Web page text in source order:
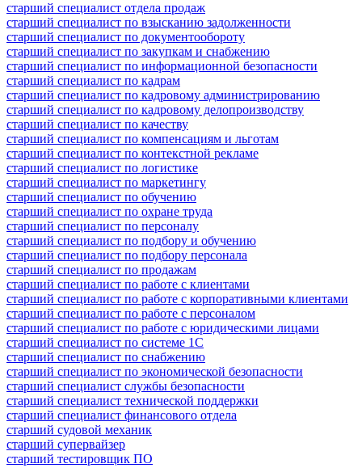
старший специалист отдела продаж
старший специалист по взысканию задолженности
старший специалист по документообороту
старший специалист по закупкам и снабжению
старший специалист по информационной безопасности
старший специалист по кадрам
старший специалист по кадровому администрированию
старший специалист по кадровому делопроизводству
старший специалист по качеству
старший специалист по компенсациям и льготам
старший специалист по контекстной рекламе
старший специалист по логистике
старший специалист по маркетингу
старший специалист по обучению
старший специалист по охране труда
старший специалист по персоналу
старший специалист по подбору и обучению
старший специалист по подбору персонала
старший специалист по продажам
старший специалист по работе с клиентами
старший специалист по работе с корпоративными клиентами
старший специалист по работе с персоналом
старший специалист по работе с юридическими лицами
старший специалист по системе 1С
старший специалист по снабжению
старший специалист по экономической безопасности
старший специалист службы безопасности
старший специалист технической поддержки
старший специалист финансового отдела
старший судовой механик
старший супервайзер
старший тестировщик ПО